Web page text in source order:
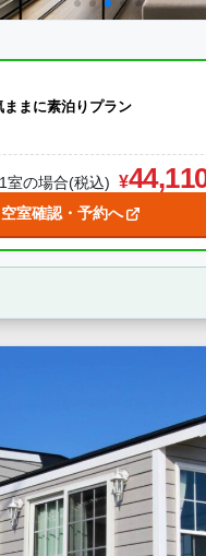
ままに素泊りプラン
室の場合(税込)
空室確認・予約へ